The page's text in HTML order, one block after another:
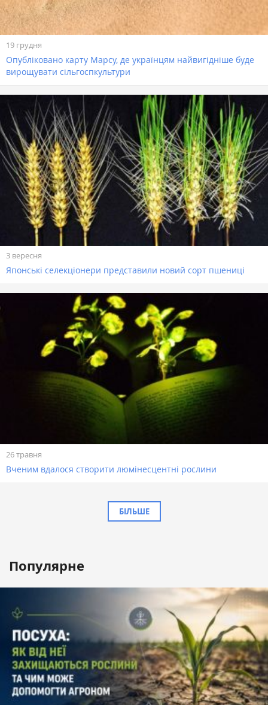
19 грудня
Опубліковано карту Марсу, де українцям найвигідніше буде
вирощувати сільгоспкультури
3 вересня
Японські селекціонери представили новий сорт пшениці
26 травня
Вченим вдалося створити люмінесцентні рослини
БІЛЬШЕ
Популярне